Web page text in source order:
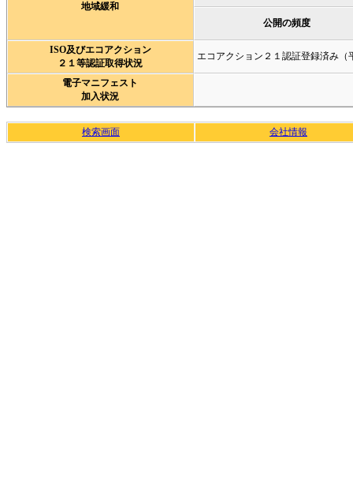
地域緩和
公開の頻度
ISO及びエコアクション
２１等認証取得状況
エコアクション２１認証登録済み（
電子マニフェスト
加入状況
検索画面 会社情報